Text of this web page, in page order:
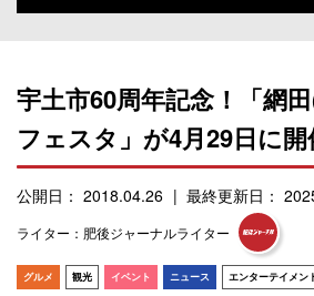
宇土市60周年記念！「網
フェスタ」が4月29日に開
公開日： 2018.04.26 最終更新日：
ライター：肥後ジャーナルライター
グルメ 観光 イベント ニュース エンターテイメン